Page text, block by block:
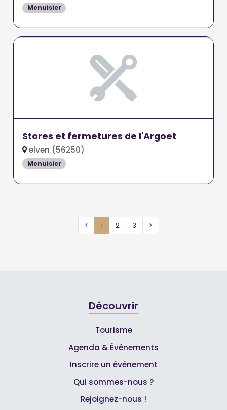
Menuisier
Stores et fermetures de l'Argoet
elven (56250)
Menuisier
< 1 2 3 >
Découvrir
Tourisme
Agenda & Événements
Inscrire un événement
Qui sommes-nous ?
Rejoignez-nous !